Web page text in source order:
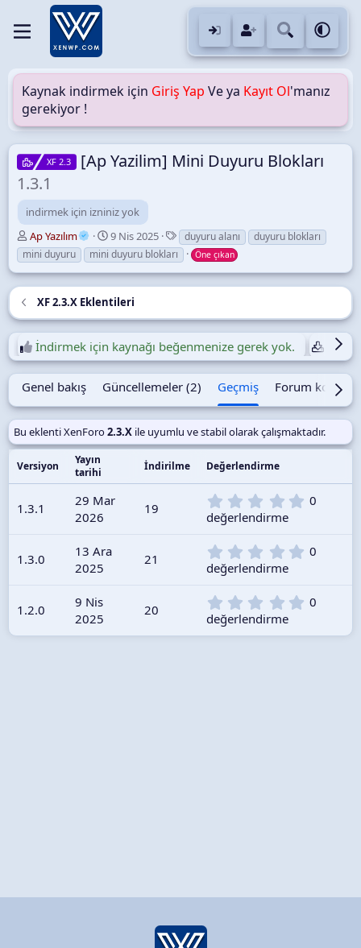
Kaynak indirmek için Giriş Yap Ve ya Kayıt Ol'manız
gerekiyor !
XF 2.3
[Ap Yazilim] Mini Duyuru Blokları
1.3.1
indirmek için izniniz yok
Y
a
z
a
Ap Yazılım
O
l
u
ş
u
r
u
m
a
t
a
r
i
h
9 Nis 2025
E
t
i
k
l
e
r
duyuru alanı
duyuru blokları
mini duyuru
mini duyuru blokları Öne çıkan
XF 2.3.X Eklentileri
İndirmek için kaynağı beğenmenize gerek yok.
Genel bakış Güncellemeler (2) Geçmiş Forum konusu
Bu eklenti XenForo2.3.X ile uyumlu ve stabil olarak çalışmaktadır.
Versiyon
Yayın
tarihi
İndirilme Değerlendirme
1.3.1
29 Mar
2026
19 0
0
y
d
0
değerlendirme
1.3.0
13 Ara
2025
21 0
0
y
l
0
değerlendirme
1.2.0
9 Nis
2025
20 0
0
değerlendirme